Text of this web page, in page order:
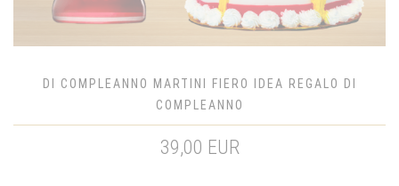
DI COMPLEANNO MARTINI FIERO IDEA REGALO DI
COMPLEANNO
39,00 EUR